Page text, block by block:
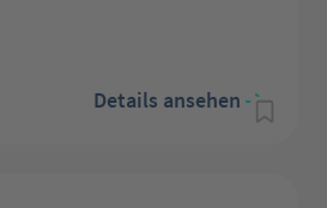
Details ansehen